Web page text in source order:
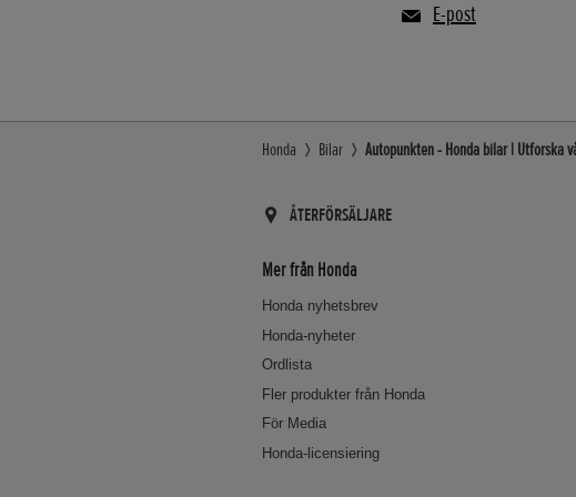
E-post
Honda Bilar Autopunkten - Honda bilar | Utforska
ÅTERFÖRSÄLJARE
Mer från Honda
Honda nyhetsbrev
Honda-nyheter
Ordlista
Fler produkter från Honda
För Media
Honda-licensiering